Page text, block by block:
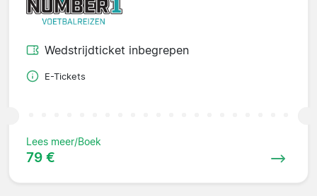
Wedstrijdticket inbegrepen
E-Tickets
Lees meer/Boek
79 €